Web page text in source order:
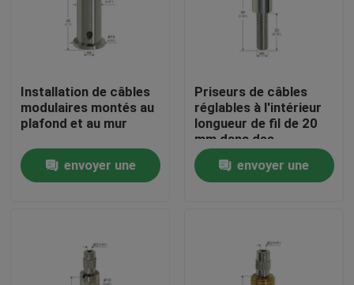
Maison
Installation de câbles
modulaires montés au
plafond et au mur
envoyer une
Priseurs de câbles
réglables à l'intérieur
longueur de fil de 20
mm dans des
emballages individuels
ou en vracenvoyer une